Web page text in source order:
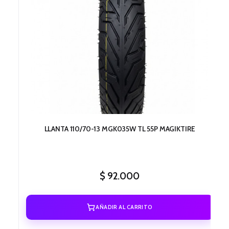
LLANTA 110/70-13 MGK035W TL 55P MAGIKTIRE
$ 92.000
AÑADIR AL CARRITO